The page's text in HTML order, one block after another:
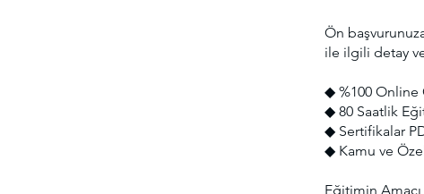
Ön
ile ilgili detay
◆ %100 Online
◆ 80 Saatlik
◆ Sertifikalar
◆ Kamu ve
Eğitimin Amacı